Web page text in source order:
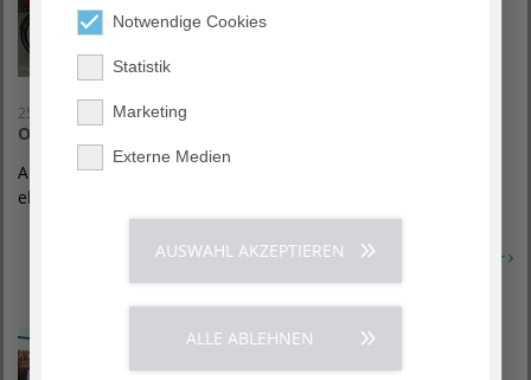
25. August 2022
Ohne Emissionen unterwegs
AGAPLESION HEIMATHAUS schafft mithilfe von Spenden ein
elektrisch betriebenes Lastenfahrrad an.
Erfahren Sie mehr
Notwendige Cookies
Statistik
Marketing
Externe Medien
AUSWAHL AKZEPTIEREN
ALLE ABLEHNEN